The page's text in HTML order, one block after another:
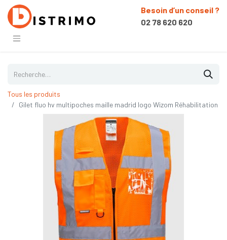
Besoin d’un conseil ?
02 78 620 620
Tous les produits
Gilet fluo hv multipoches maille madrid logo Wizom Réhabilitation